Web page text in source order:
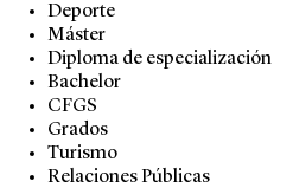
Deporte
Máster
Diploma de especialización
Bachelor
CFGS
Grados
Turismo
Relaciones Públicas